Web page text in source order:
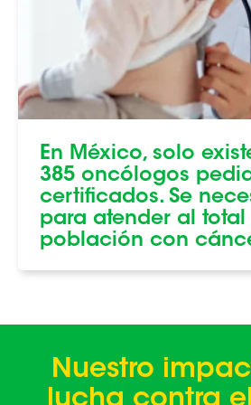
En México, solo
385 oncólogos
certificados. Se
para atender al total
población con
Nuestro